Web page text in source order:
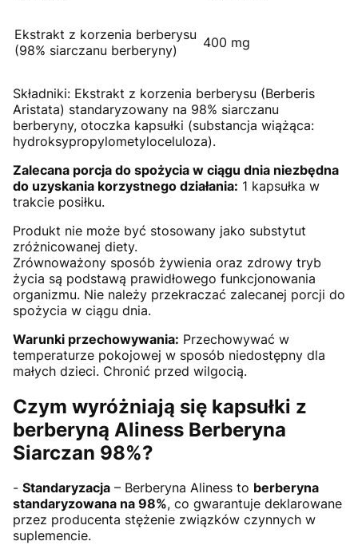
Ekstrakt z korzenia berberysu
(98% siarczanu berberyny)
400 mg
Składniki: Ekstrakt z korzenia berberysu (Berberis
Aristata) standaryzowany na 98% siarczanu
berberyny, otoczka kapsułki (substancja wiążąca:
hydroksypropylometyloceluloza).
Zalecana porcja do spożycia w ciągu dnia niezbędna
do uzyskania korzystnego działania: 1 kapsułka w
trakcie posiłku.
Produkt nie może być stosowany jako substytut
zróżnicowanej diety.
Zrównoważony sposób żywienia oraz zdrowy tryb
życia są podstawą prawidłowego funkcjonowania
organizmu. Nie należy przekraczać zalecanej porcji do
spożycia w ciągu dnia.
Warunki przechowywania: Przechowywać w
temperaturze pokojowej w sposób niedostępny dla
małych dzieci. Chronić przed wilgocią.
Czym wyróżniają się kapsułki z
berberyną Aliness Berberyna
Siarczan 98%?
- Standaryzacja – Berberyna Aliness to berberyna
standaryzowana na 98%, co gwarantuje deklarowane
przez producenta stężenie związków czynnych w
suplemencie.